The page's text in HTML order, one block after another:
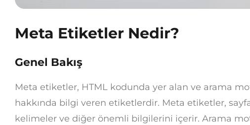
Meta Etiketler Nedir?
Genel Bakış
Meta etiketler, HTML kodunda yer alan ve arama
hakkında bilgi veren etiketlerdir. Meta etiketler,
kelimeler ve diğer önemli bilgilerini içerir. Arama